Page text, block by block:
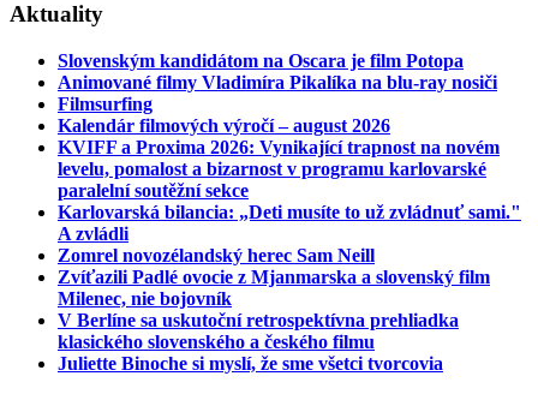
Aktuality
Slovenským kandidátom na Oscara je film Potopa
Animované filmy Vladimíra Pikalíka na blu-ray nosiči
Filmsurfing
Kalendár filmových výročí – august 2026
KVIFF a Proxima 2026: Vynikající trapnost na novém
levelu, pomalost a bizarnost v programu karlovarské
paralelní soutěžní sekce
Karlovarská bilancia: „Deti musíte to už zvládnuť sami."
A zvládli
Zomrel novozélandský herec Sam Neill
Zvíťazili Padlé ovocie z Mjanmarska a slovenský film
Milenec, nie bojovník
V Berlíne sa uskutoční retrospektívna prehliadka
klasického slovenského a českého filmu
Juliette Binoche si myslí, že sme všetci tvorcovia